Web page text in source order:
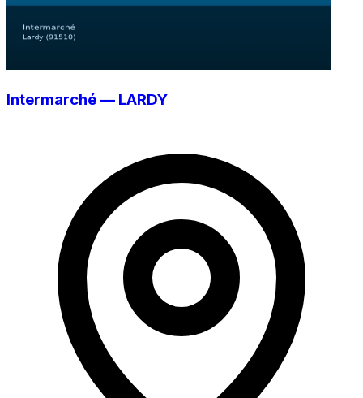
Intermarché — LARDY